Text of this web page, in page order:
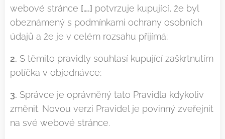
webové stránce [….] potvrzuje kupující, že byl
obeznámený s podmínkami ochrany osobních
údajů a že je v celém rozsahu přijímá;
2. S těmito pravidly souhlasí kupující zaškrtnutím
políčka v objednávce;
3. Správce je oprávněný tato Pravidla kdykoliv
změnit. Novou verzi Pravidel je povinný zveřejnit
na své webové stránce.